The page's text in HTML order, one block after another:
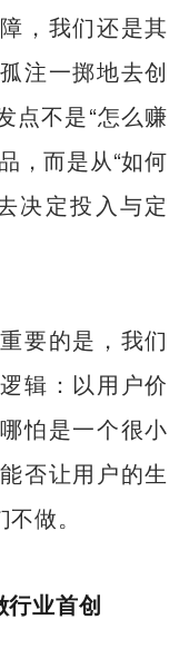
，我们还是其
注一掷地去创
不是“怎么赚
，而是从“如何
决定投入与定
要的是，我们
辑：以用户价
怕是一个很小
否让用户的生
做。
行业首创